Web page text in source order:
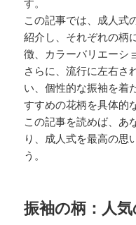
す。
この記事では、成人式
紹介し、それぞれの柄
徴、カラーバリエーシ
さらに、流行に左右さ
い、個性的な振袖を着
すすめの花柄を具体的
この記事を読めば、あ
り、成人式を最高の思
う。
振袖の柄：人